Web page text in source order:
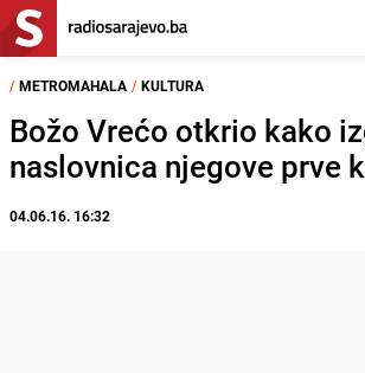
/ METROMAHALA / KULTURA
Božo Vrećo otkrio kako
naslovnica njegove prve
04.06.16. 16:32